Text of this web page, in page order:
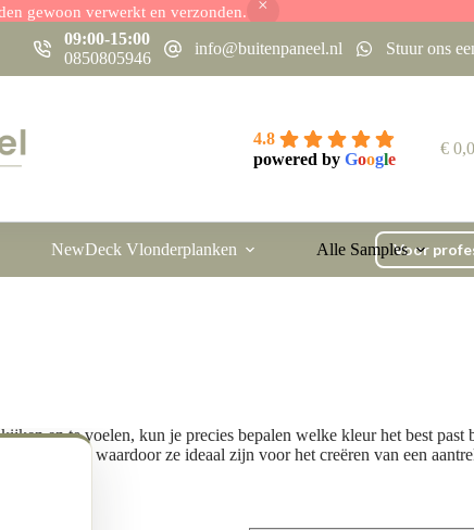
gewoon verwerkt en verzonden.
09:00-15:00
0850805946
info@buitenpaneel.nl Stuur ons
4.8
powered by Google
€
NewDeck Vlonderplanken Alle SamplesVoor
en te voelen, kun je precies bepalen welke kleur het best past
waardoor ze ideaal zijn voor het creëren van een